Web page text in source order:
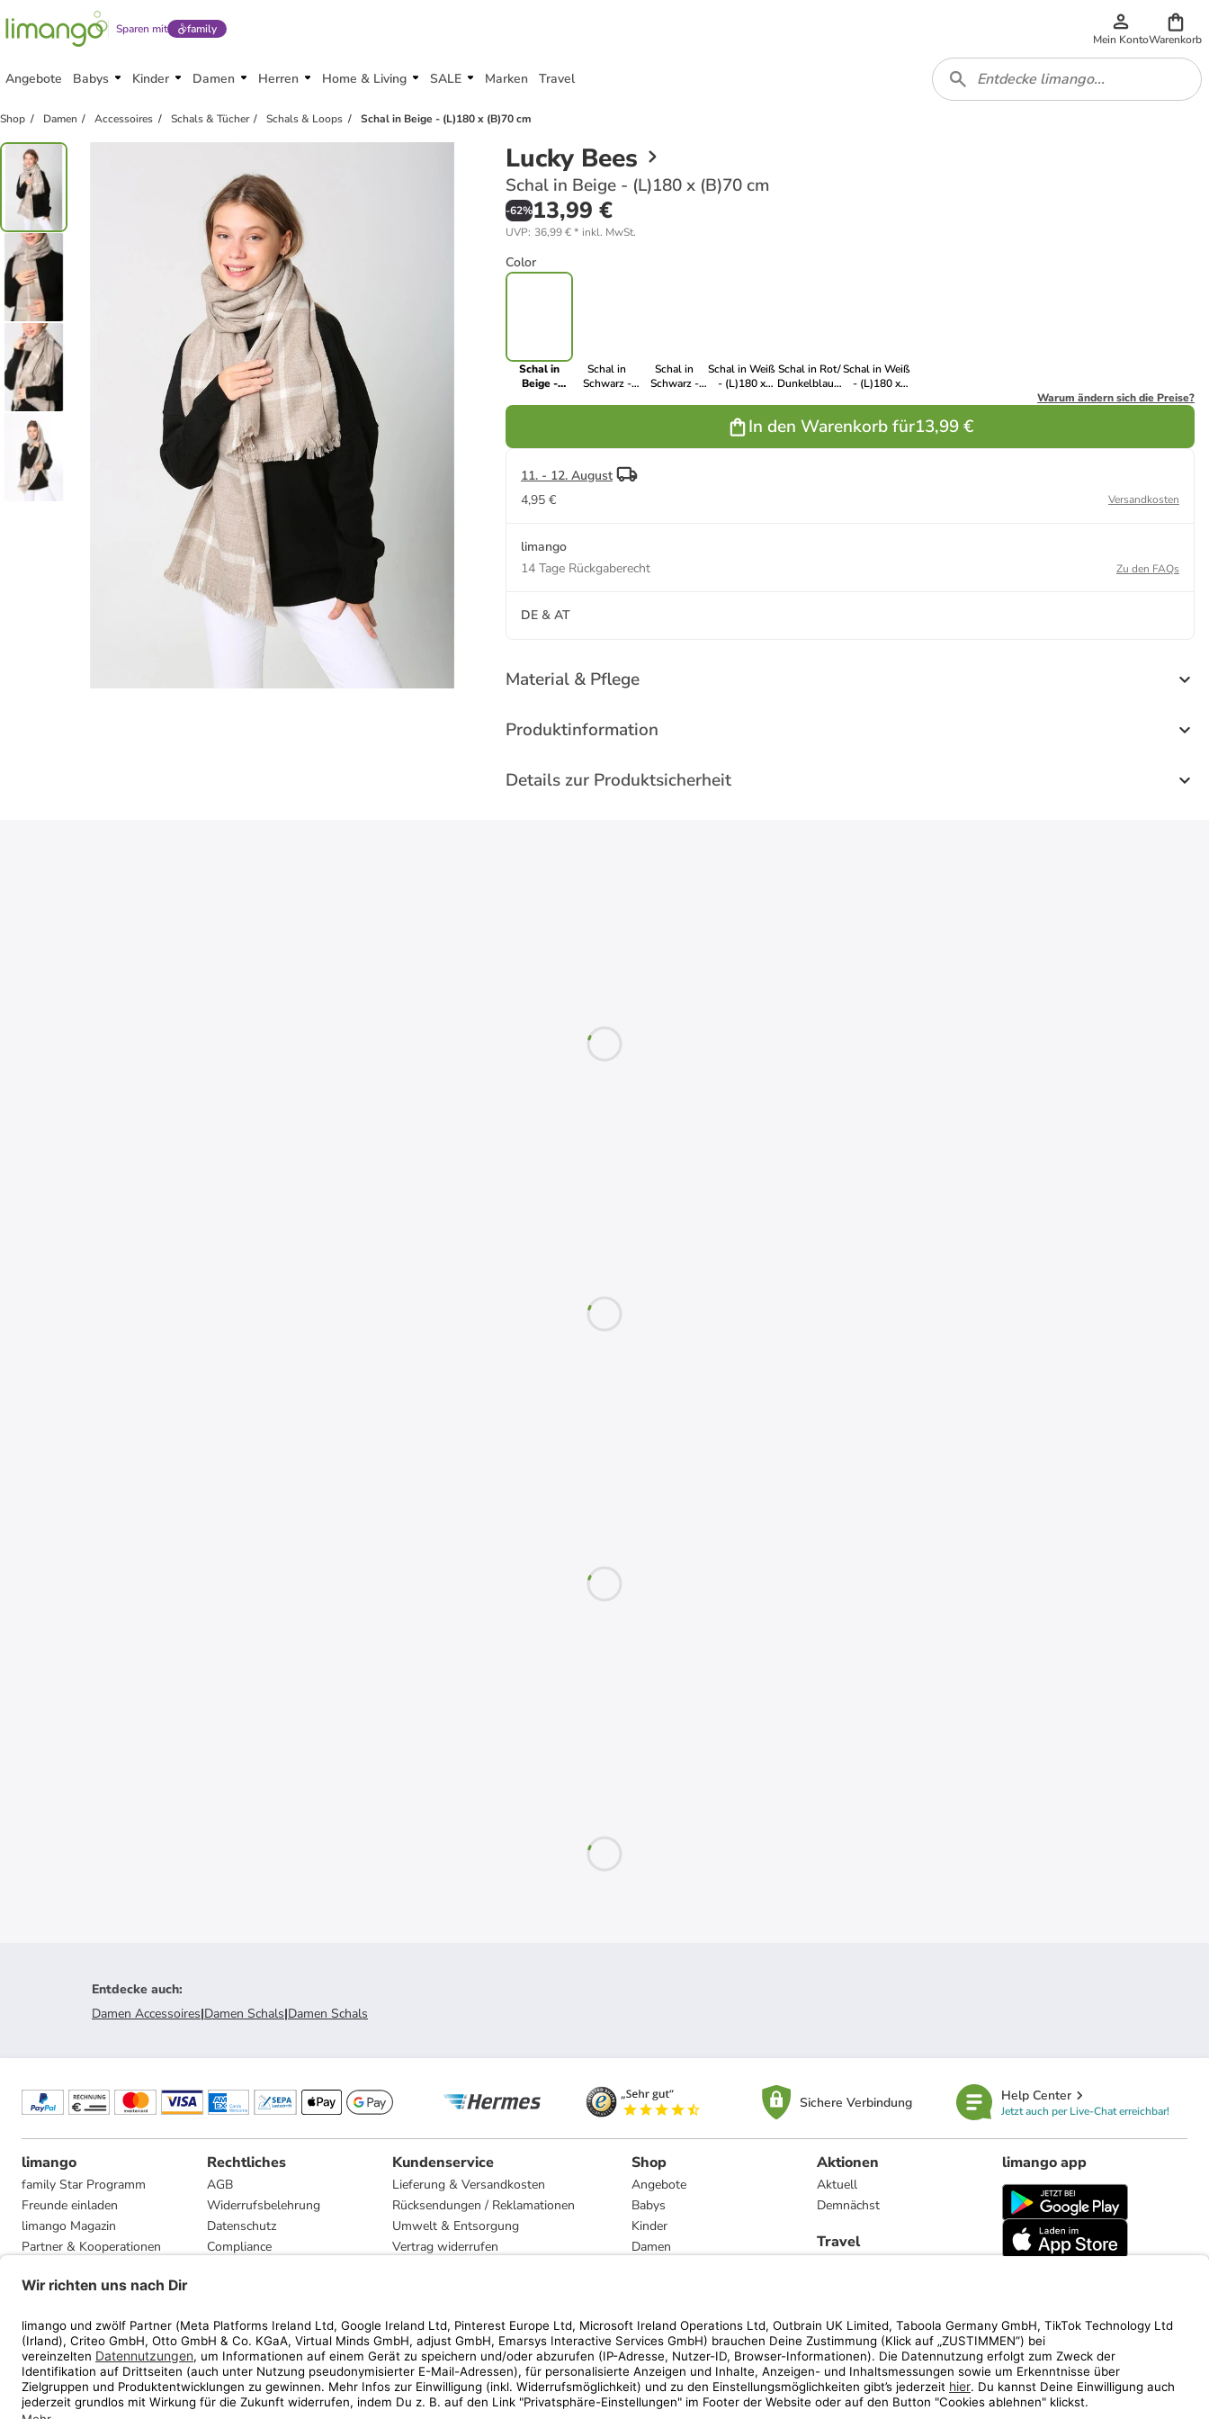
Sparen mit family
Mein KontoWarenkorb
Angebote Babys Kinder Damen Herren Home & Living SALE Marken Travel
Shop Damen Accessoires Schals & Tücher Schals & Loops Schal in Beige - (L)180 x (B)70 cm
Lucky Bees
Schal in Beige - (L)180 x (B)70 cm
-62%13,99 €
UVP: 36,99 €* inkl. MwSt.
Color
Schal in
Beige -
Schal in
Schwarz -
Schal in
Schwarz -
Schal in Weiß
- (L)180 x
Schal in Rot/
Dunkelblau -
Schal in Weiß
- (L)180 x
Warum ändern sich die Preise?
In den Warenkorb für13,99 €
11. - 12. August
4,95 €
Versandkosten
limango
14 Tage Rückgaberecht
Zu den FAQs
DE & AT
Material & Pflege
Produktinformation
Details zur Produktsicherheit
Entdecke auch:
Damen Accessoires|Damen Schals|Damen Schals
Sichere Verbindung Help Center
Jetzt auch per Live-Chat erreichbar!
limango
family Star Programm
Freunde einladen
limango Magazin
Partner & Kooperationen
Presse
Rechtliches
AGB
Widerrufsbelehrung
Datenschutz
Compliance
Kundenservice
Lieferung & Versandkosten
Rücksendungen / Reklamationen
Umwelt & Entsorgung
Vertrag widerrufen
Shop
Angebote
Babys
Kinder
Damen
Marken
Aktionen
Aktuell
Demnächst
Travel
limango app
limango.nl limango.pl